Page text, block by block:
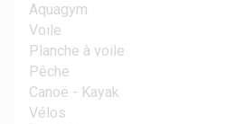
Aquagym
Voile
Planche à voile
Pêche
Canoë - Kayak
Vélos